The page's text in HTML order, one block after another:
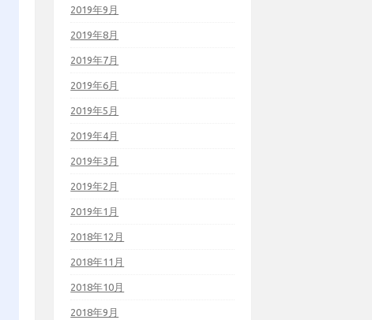
2019年9月
2019年8月
2019年7月
2019年6月
2019年5月
2019年4月
2019年3月
2019年2月
2019年1月
2018年12月
2018年11月
2018年10月
2018年9月